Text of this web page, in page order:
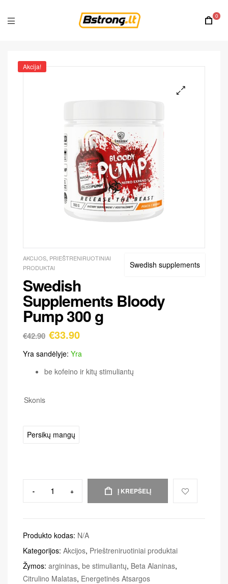
0
Akcija!
Swedish supplements
AKCIJOS PRIEŠTRENIRUOTINIAI
PRODUKTAI
Swedish
Supplements Bloody
Pump 300 g
€42.90 €33.90
Yra sandėlyje: Yra
be kofeino ir kitų stimuliantų
Skonis
Persikų mangų
- + Į KREPŠELĮ
Produkto kodas: N/A
Kategorijos: Akcijos, Prieštreniruotiniai produktai
Žymos: argininas, be stimuliantų, Beta Alaninas,
Citrulino Malatas, Energetinės Atsargos